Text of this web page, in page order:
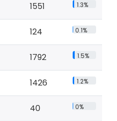
1551 1.3%
124 0.1%
1792 1.5%
1426 1.2%
40 0%